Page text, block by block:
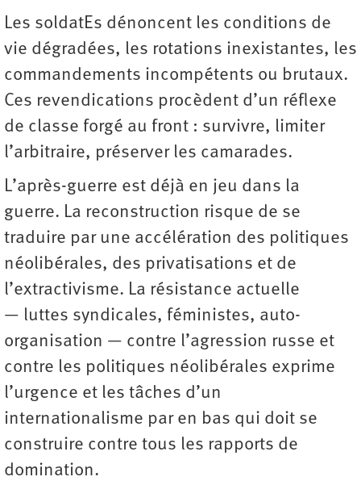
Les soldatEs dénoncent les conditions de
vie dégradées, les rotations inexistantes, les
commandements incompétents ou brutaux.
Ces revendications procèdent d’un réflexe
de classe forgé au front : survivre, limiter
l’arbitraire, préserver les camarades.
L’après-guerre est déjà en jeu dans la
guerre. La reconstruction risque de se
traduire par une accélération des politiques
néolibérales, des privatisations et de
l’extractivisme. La résistance actuelle
— luttes syndicales, féministes, auto-
organisation — contre l’agression russe et
contre les politiques néolibérales exprime
l’urgence et les tâches d’un
internationalisme par en bas qui doit se
construire contre tous les rapports de
domination.